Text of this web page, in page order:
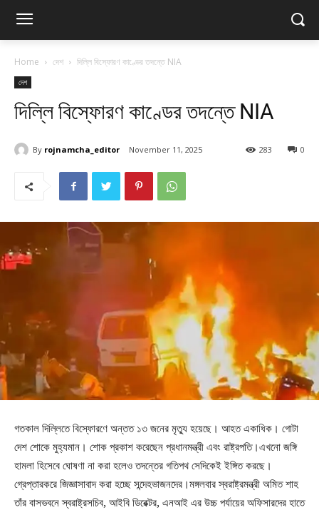
Home দেশ দিল্লি বিস্ফোরণ কাণ্ডের তদন্তে NIA
দেশ
দিল্লি বিস্ফোরণ কাণ্ডের তদন্তে NIA
By rojnamcha_editor November 11, 2025 0
283
গতকাল দিল্লিতে বিস্ফোরণে অন্তত ১৩ জনের মৃত্যু হয়েছে। আহত একাধিক। গোটা
দেশ শোকে মুহ্যমান। শোক প্রকাশ করেছেন প্রধানমন্ত্রী এবং রাষ্ট্রপতি।এখনো জঙ্গি
হামলা হিসেবে ঘোষণা না করা হলেও তদন্তের গতিপথ সেদিকেই ইঙ্গিত করছে।
গ্রেপ্তারকরে জিজ্ঞাসাবাদ করা হচ্ছে সন্দেহভাজনদের।মঙ্গলবার স্বরাষ্ট্রমন্ত্রী অমিত শাহ
তাঁর বাসভবনে স্বরাষ্ট্রসচিব, আইবি ডিরেক্টর, এনআই এর উচ্চ পর্যায়ের অফিসারদের হাতে